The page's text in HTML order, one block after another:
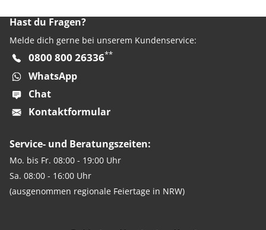
Hast du Fragen?
Melde dich gerne bei unserem Kundenservice:
0800 800 26336**
WhatsApp
Chat
Kontaktformular
Service- und Beratungszeiten:
Mo. bis Fr. 08:00 - 19:00 Uhr
Sa. 08:00 - 16:00 Uhr
(ausgenommen regionale Feiertage in NRW)